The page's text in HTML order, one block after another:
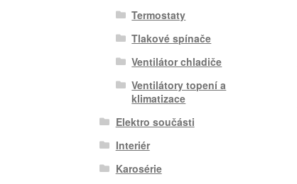
Termostaty
Tlakové spínače
Ventilátor chladiče
Ventilátory topení a
klimatizace
Elektro součásti
Interiér
Karosérie